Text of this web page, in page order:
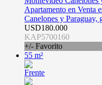
Apartamento en Venta
Canelones y Paraguay,
USD180.000
KAP5700160
+/- Favorito
55 m²
Frente